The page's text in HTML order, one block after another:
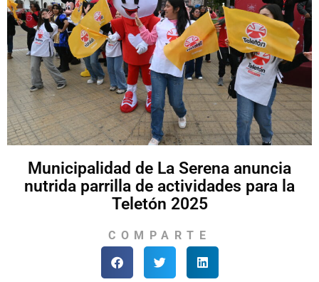
Municipalidad de La Serena anuncia
nutrida parrilla de actividades para la
Teletón 2025
COMPARTE